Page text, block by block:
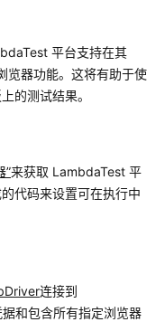
平台支持在其
览器功能。这将有助于使
的测试结果。
”来获取 LambdaTest 平
代码来设置可在执行中
连接到
和包含所有指定浏览器